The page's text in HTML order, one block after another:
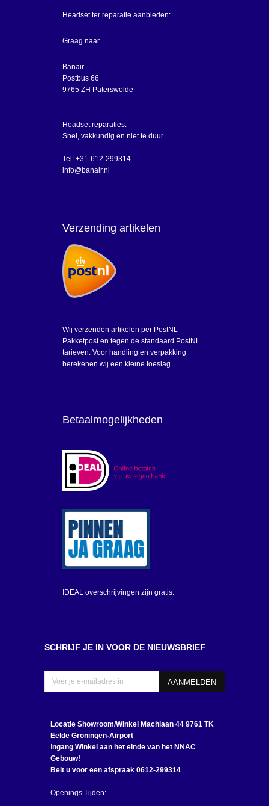
Headset ter reparatie aanbieden:
Graag naar.
Banair
Postbus 66
9765 ZH Paterswolde
Headset reparaties:
Snel, vakkundig en niet te duur
Tel: +31-612-299314
info@banair.nl
Verzending artikelen
Wij verzenden artikelen per PostNL
Pakketpost en tegen de standaard PostNL
tarieven. Voor handling en verpakking
berekenen wij een kleine toeslag.
Betaalmogelijkheden
IDEAL overschrijvingen zijn gratis.
SCHRIJF JE IN VOOR DE NIEUWSBRIEF
Locatie Showroom/Winkel Machlaan 44 9761 TK
Eelde Groningen-Airport
ngang Winkel aan het einde van het NNAC
Gebouw!
Belt u voor een afspraak 0612-299314
Openings Tijden: